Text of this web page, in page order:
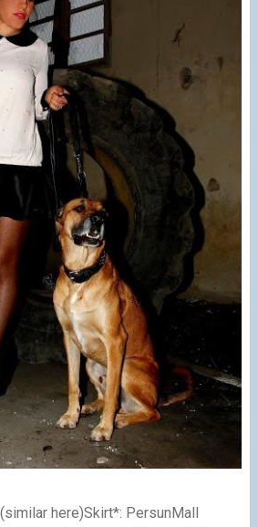
here)Skirt*: PersunMall